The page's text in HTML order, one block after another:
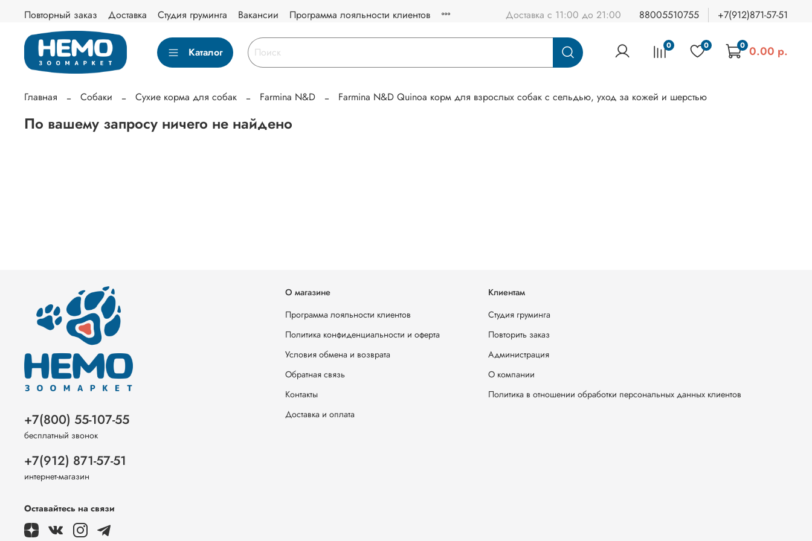
Повторный заказ Доставка Студия груминга Вакансии Программа лояльности клиентов Доставка с 11:00 до 21:00 88005510755 +7(912)871-57-51
Каталог 0 0 0 0.00 р.
Главная Собаки Сухие корма для собак Farmina N&D Farmina N&D Quinoa корм для взрослых собак с сельдью, уход за кожей и шерстью
По вашему запросу ничего не найдено
О магазине
Программа лояльности клиентов
Политика конфиденциальности и оферта
Условия обмена и возврата
Обратная связь
Контакты
Доставка и оплата
Клиентам
Студия груминга
Повторить заказ
Администрация
О компании
Политика в отношении обработки персональных данных клиентов
+7(800) 55-107-55
бесплатный звонок
+7(912) 871-57-51
интернет-магазин
Оставайтесь на связи